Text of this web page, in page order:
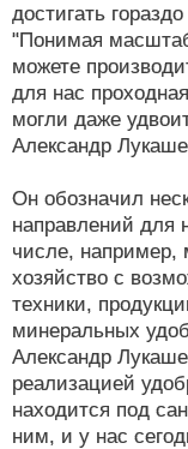
достигать
"Понимая
можете
для нас
могли даже
Александр
Он обозначил
направлений для
числе, например,
хозяйство с
техники,
минеральных
Александр
реализацией
находится под
ним, и у нас